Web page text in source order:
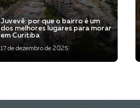
Juvevê: por que o bairro é um
dos melhores lugares para morar
em Curitiba
17 de dezembro de 2025